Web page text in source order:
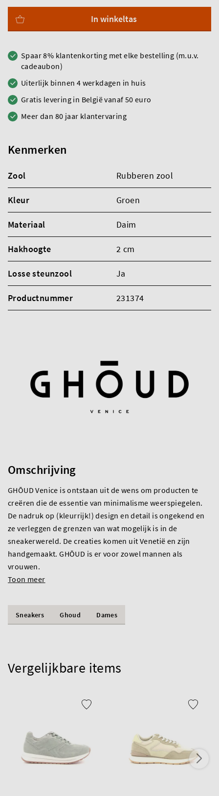
In winkeltas
Spaar 8% klantenkorting met elke bestelling (m.u.v.
cadeaubon)
Uiterlijk binnen 4 werkdagen in huis
Gratis levering in België vanaf 50 euro
Meer dan 80 jaar klantervaring
Kenmerken
Zool Rubberen zool
Kleur Groen
Materiaal Daim
Hakhoogte 2 cm
Losse steunzool Ja
Productnummer 231374
Omschrijving
GHŌUD Venice is ontstaan uit de wens om producten te
creëren die de essentie van minimalisme weerspiegelen.
De nadruk op (kleurrijk!) design en detail is ongekend en
ze verleggen de grenzen van wat mogelijk is in de
sneakerwereld. De creaties komen uit Venetië en zijn
handgemaakt. GHŌUD is er voor zowel mannen als
vrouwen.
Toon meer
Sneakers Ghoud Dames
Vergelijkbare items